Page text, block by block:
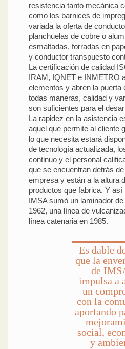
resistencia tanto mecánica
como los barnices de
variada la oferta de
planchuelas de cobre o
esmaltadas, forradas en
y conductor transpuesto
La certificación de calidad
IRAM, IQNET e INMETRO
elementos y abren la
todas maneras, calidad y
son suficientes para el
La rapidez en la asistencia
aquel que permite al cliente
lo que necesita estará
de tecnología actualizada,
continuo y el personal
que se encuentran detrás
empresa y están a la altura
productos que fabrica. Y
IMSA sumó un laminador
1962, una línea de
línea catenaria en 1985.
Es dable
que la
de
impulsa a
un
con la
aportando
social,
y